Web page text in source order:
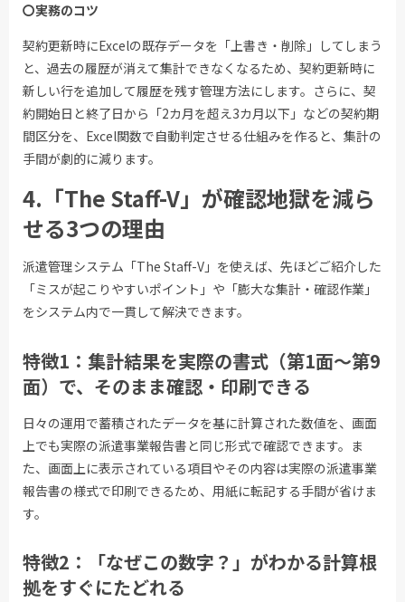
〇実務のコツ
契約更新時にExcelの既存データを「上書き・削除」してしまう
と、過去の履歴が消えて集計できなくなるため、契約更新時に
新しい行を追加して履歴を残す管理方法にします。さらに、契
約開始日と終了日から「2カ月を超え3カ月以下」などの契約期
間区分を、Excel関数で自動判定させる仕組みを作ると、集計の
手間が劇的に減ります。
4.「The Staff-V」が確認地獄を減ら
せる3つの理由
派遣管理システム「The Staff-V」を使えば、先ほどご紹介した
「ミスが起こりやすいポイント」や「膨大な集計・確認作業」
をシステム内で一貫して解決できます。
特徴1：集計結果を実際の書式（第1面〜第9
面）で、そのまま確認・印刷できる
日々の運用で蓄積されたデータを基に計算された数値を、画面
上でも実際の派遣事業報告書と同じ形式で確認できます。ま
た、画面上に表示されている項目やその内容は実際の派遣事業
報告書の様式で印刷できるため、用紙に転記する手間が省けま
す。
特徴2：「なぜこの数字？」がわかる計算根
拠をすぐにたどれる